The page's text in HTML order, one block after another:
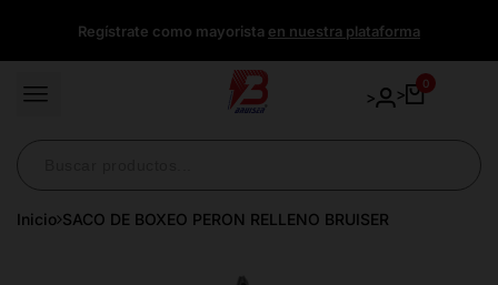
Regístrate como mayorista en nuestra plataforma
> >
0
Inicio SACO DE BOXEO PERON RELLENO BRUISER
directamente
al
contenido